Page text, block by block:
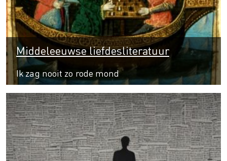
Middeleeuwse liefdesliteratuur
Ik zag nooit zo rode mond